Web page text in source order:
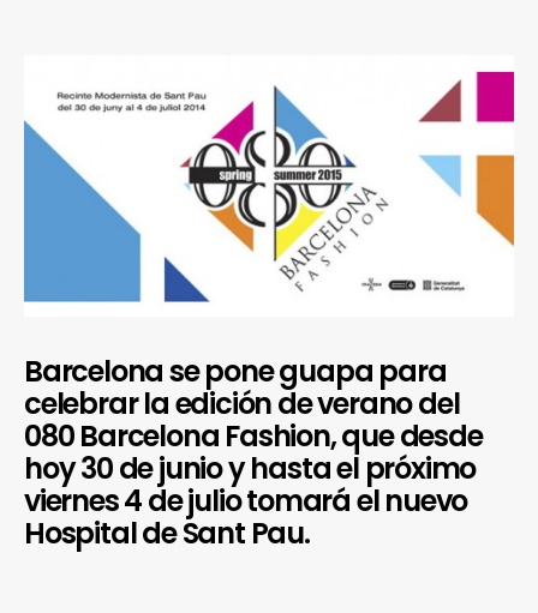
Barcelona se pone guapa para
celebrar la edición de verano del
080 Barcelona Fashion, que desde
hoy 30 de junio y hasta el próximo
viernes 4 de julio tomará el nuevo
Hospital de Sant Pau.